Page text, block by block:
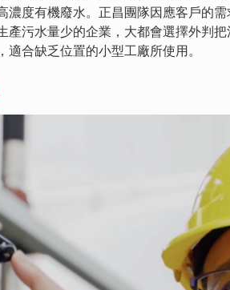
度有機廢水。正昌團隊因應客戶的
污水量少的企業，大都會選擇外判
合缺乏位置的小型工廠所使用。